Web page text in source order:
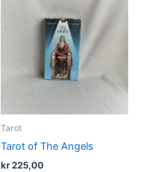
Tarot
Tarot of The Angels
kr225,00